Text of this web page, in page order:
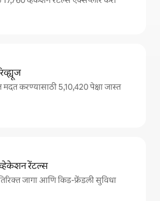
मदत करण्यासाठी 5,10,420 पेक्षा जास्त
रेंटल्स
जागा आणि किड-फ्रेंडली सुविधा